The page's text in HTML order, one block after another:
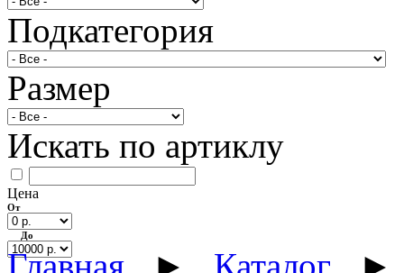
Подкатегория
Размер
Искать по артиклу
Цена
От
До